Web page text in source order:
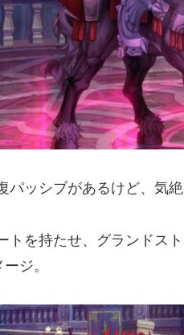
パッシブがあるけど、気
トを持たせ、グランドス
ジ。